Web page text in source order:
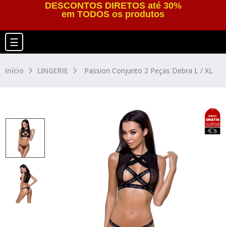
DESCONTOS DIRETOS até 30%
em TODOS os produtos
Toggle navigation
☰
Início LINGERIE Passion Conjunto 2 Peças Debra L / XL